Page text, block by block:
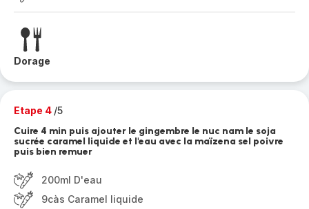
Dorage
Etape 4 /5
Cuire 4 min puis ajouter le gingembre le nuc nam le soja
sucrée caramel liquide et l'eau avec la maïzena sel poivre
puis bien remuer
200ml D'eau
9càs Caramel liquide